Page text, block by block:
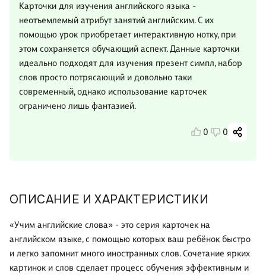
ОПИСАНИЕ И ХАРАКТЕРИСТИКИ
«Учим английские слова» - это серия карточек на
английском языке, с помощью которых ваш ребёнок быстро
и легко запомнит много иностранных слов. Сочетание ярких
картинок и слов сделает процесс обучения эффективным и
Карточки для изучения английского языка -
неотъемлемый атрибут занятий английским. С их
помощью урок приобретает интерактивную нотку, при
этом сохраняется обучающий аспект. Данные карточки
идеально подходят для изучения презент симпл, набор
слов просто потрясающий и довольно таки
современный, однако использование карточек
ограничено лишь фантазией.
0 0